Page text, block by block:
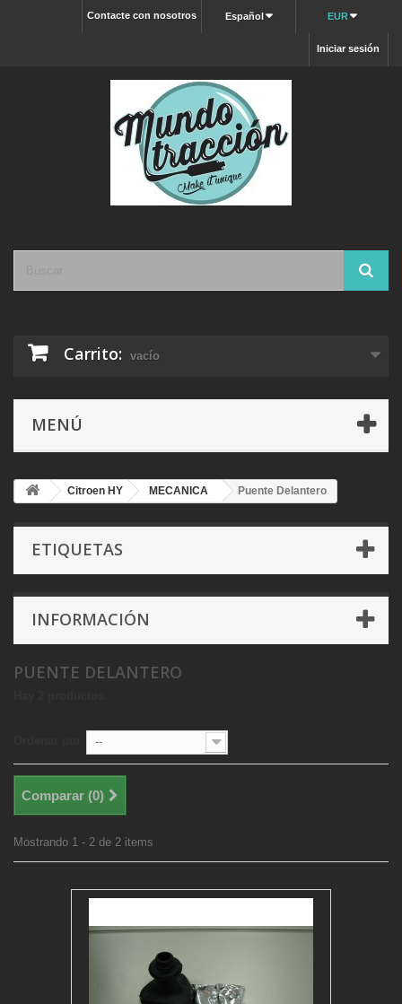
EUR
Español
Contacte con nosotros
Iniciar sesión
Carrito: vacío
MENÚ
Citroen HY MECANICA Puente Delantero
ETIQUETAS
INFORMACIÓN
PUENTE DELANTERO
--
Comparar (0)
Mostrando 1 - 2 de 2 items